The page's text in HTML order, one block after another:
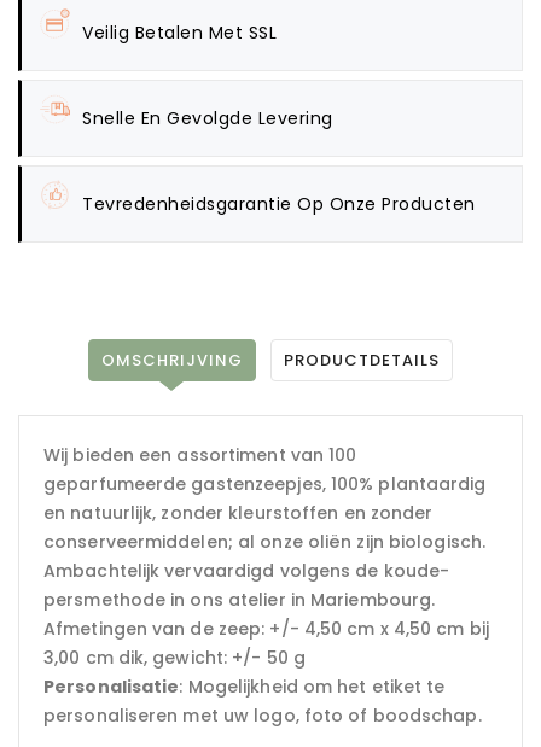
Veilig Betalen Met SSL
Snelle En Gevolgde Levering
Tevredenheidsgarantie Op Onze Producten
OMSCHRIJVING PRODUCTDETAILS
Wij bieden een assortiment van 100
geparfumeerde gastenzeepjes, 100% plantaardig
en natuurlijk, zonder kleurstoffen en zonder
conserveermiddelen; al onze oliën zijn biologisch.
Ambachtelijk vervaardigd volgens de koude-
persmethode in ons atelier in Mariembourg.
Afmetingen van de zeep: +/- 4,50 cm x 4,50 cm bij
3,00 cm dik, gewicht: +/- 50 g
Personalisatie: Mogelijkheid om het etiket te
personaliseren met uw logo, foto of boodschap.